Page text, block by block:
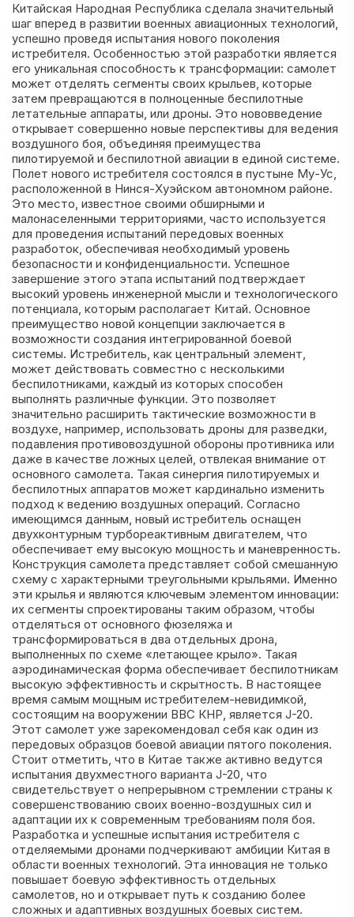
Китайская Народная Республика сделала значительный
шаг вперед в развитии военных авиационных технологий,
успешно проведя испытания нового поколения
истребителя. Особенностью этой разработки является
его уникальная способность к трансформации: самолет
может отделять сегменты своих крыльев, которые
затем превращаются в полноценные беспилотные
летательные аппараты, или дроны. Это нововведение
открывает совершенно новые перспективы для ведения
воздушного боя, объединяя преимущества
пилотируемой и беспилотной авиации в единой системе.
Полет нового истребителя состоялся в пустыне Му-Ус,
расположенной в Нинся-Хуэйском автономном районе.
Это место, известное своими обширными и
малонаселенными территориями, часто используется
для проведения испытаний передовых военных
разработок, обеспечивая необходимый уровень
безопасности и конфиденциальности. Успешное
завершение этого этапа испытаний подтверждает
высокий уровень инженерной мысли и технологического
потенциала, которым располагает Китай. Основное
преимущество новой концепции заключается в
возможности создания интегрированной боевой
системы. Истребитель, как центральный элемент,
может действовать совместно с несколькими
беспилотниками, каждый из которых способен
выполнять различные функции. Это позволяет
значительно расширить тактические возможности в
воздухе, например, использовать дроны для разведки,
подавления противовоздушной обороны противника или
даже в качестве ложных целей, отвлекая внимание от
основного самолета. Такая синергия пилотируемых и
беспилотных аппаратов может кардинально изменить
подход к ведению воздушных операций. Согласно
имеющимся данным, новый истребитель оснащен
двухконтурным турбореактивным двигателем, что
обеспечивает ему высокую мощность и маневренность.
Конструкция самолета представляет собой смешанную
схему с характерными треугольными крыльями. Именно
эти крылья и являются ключевым элементом инновации:
их сегменты спроектированы таким образом, чтобы
отделяться от основного фюзеляжа и
трансформироваться в два отдельных дрона,
выполненных по схеме «летающее крыло». Такая
аэродинамическая форма обеспечивает беспилотникам
высокую эффективность и скрытность. В настоящее
время самым мощным истребителем-невидимкой,
состоящим на вооружении ВВС КНР, является J-20.
Этот самолет уже зарекомендовал себя как один из
передовых образцов боевой авиации пятого поколения.
Стоит отметить, что в Китае также активно ведутся
испытания двухместного варианта J-20, что
свидетельствует о непрерывном стремлении страны к
совершенствованию своих военно-воздушных сил и
адаптации их к современным требованиям поля боя.
Разработка и успешные испытания истребителя с
отделяемыми дронами подчеркивают амбиции Китая в
области военных технологий. Эта инновация не только
повышает боевую эффективность отдельных
самолетов, но и открывает путь к созданию более
сложных и адаптивных воздушных боевых систем.